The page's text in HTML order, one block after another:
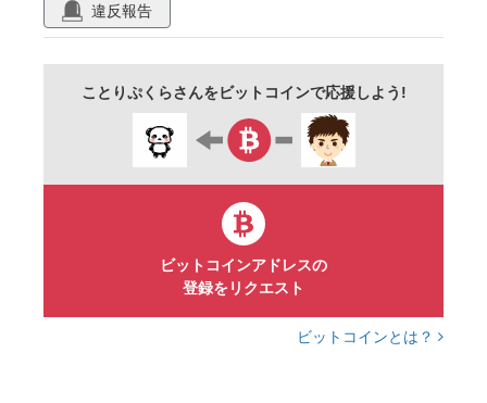
違反報告
ことりぷくらさんをビットコインで応援しよう!
ビットコインアドレスの
登録をリクエスト
ビットコインとは？